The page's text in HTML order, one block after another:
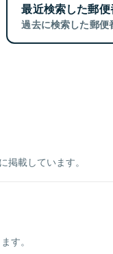
最近検索した郵
過去に検索した郵便
載しています。
す。